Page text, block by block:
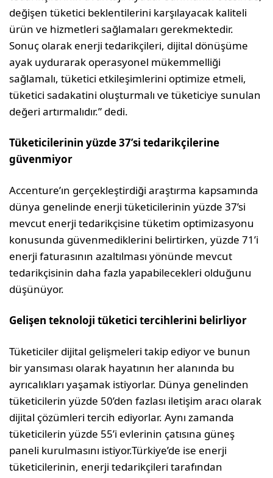
değişen tüketici beklentilerini karşılayacak kaliteli
ürün ve hizmetleri sağlamaları gerekmektedir.
Sonuç olarak enerji tedarikçileri, dijital dönüşüme
ayak uydurarak operasyonel mükemmelliği
sağlamalı, tüketici etkileşimlerini optimize etmeli,
tüketici sadakatini oluşturmalı ve tüketiciye sunulan
değeri artırmalıdır.” dedi.
Tüketicilerinin yüzde 37’si tedarikçilerine
güvenmiyor
Accenture’ın gerçekleştirdiği araştırma kapsamında
dünya genelinde enerji tüketicilerinin yüzde 37’si
mevcut enerji tedarikçisine tüketim optimizasyonu
konusunda güvenmediklerini belirtirken, yüzde 71’i
enerji faturasının azaltılması yönünde mevcut
tedarikçisinin daha fazla yapabilecekleri olduğunu
düşünüyor.
Gelişen teknoloji tüketici tercihlerini belirliyor
Tüketiciler dijital gelişmeleri takip ediyor ve bunun
bir yansıması olarak hayatının her alanında bu
ayrıcalıkları yaşamak istiyorlar. Dünya genelinden
tüketicilerin yüzde 50’den fazlası iletişim aracı olarak
dijital çözümleri tercih ediyorlar. Aynı zamanda
tüketicilerin yüzde 55’i evlerinin çatısına güneş
paneli kurulmasını istiyor.Türkiye’de ise enerji
tüketicilerinin, enerji tedarikçileri tarafından